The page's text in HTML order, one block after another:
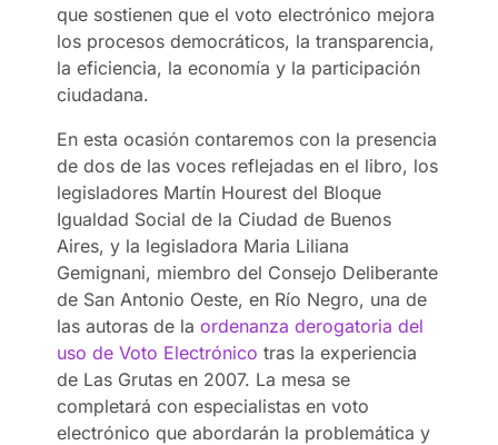
que sostienen que el voto electrónico mejora
los procesos democráticos, la transparencia,
la eficiencia, la economía y la participación
ciudadana.
En esta ocasión contaremos con la presencia
de dos de las voces reflejadas en el libro, los
legisladores Martín Hourest del Bloque
Igualdad Social de la Ciudad de Buenos
Aires, y la legisladora Maria Liliana
Gemignani, miembro del Consejo Deliberante
de San Antonio Oeste, en Río Negro, una de
las autoras de laordenanza derogatoria del
uso de Voto Electrónico tras la experiencia
de Las Grutas en 2007. La mesa se
completará con especialistas en voto
electrónico que abordarán la problemática y